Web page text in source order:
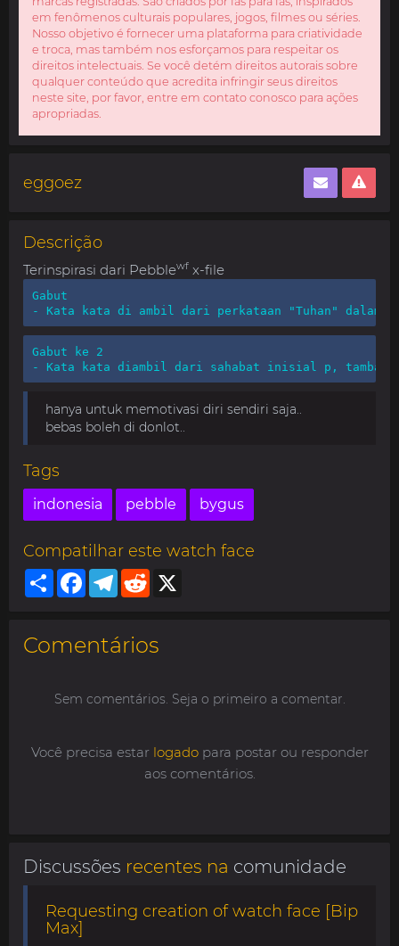
em fenômenos culturais populares, jogos, filmes ou séries.
Nosso objetivo é fornecer uma plataforma para criatividade
e troca, mas também nos esforçamos para respeitar os
direitos intelectuais. Se você detém direitos autorais sobre
qualquer conteúdo que acredita infringir seus direitos
neste site, por favor, entre em contato conosco para ações
apropriadas.
eggoez
Descrição
Terinspirasi dari Pebblewf x-file
Gabut
- Kata kata di ambil dari perkataan "Tuhan" dalam
Gabut ke 2
- Kata kata diambil dari sahabat inisial p, tambah
hanya untuk memotivasi diri sendiri saja..
bebas boleh di donlot..
Tags
indonesia pebble bygus
Compatilhar este watch face
ShareFacebookTelegram
Reddit
Comentários
Sem comentários. Seja o primeiro a comentar.
Você precisa estar logadopara postar ou responder
aos comentários.
Discussões recentes na comunidade
Requesting creation of watch face [Bip
Max]